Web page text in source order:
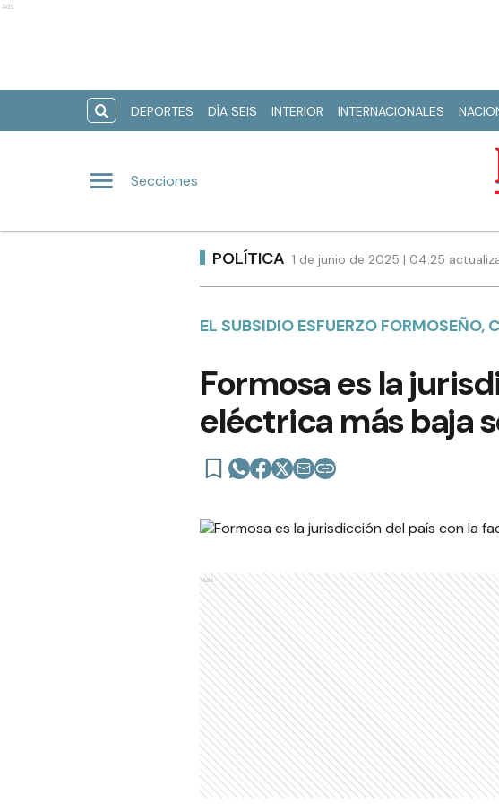
Ads
DEPORTES DÍA SEIS INTERIOR INTERNACIONALES
Secciones
POLÍTICA 1 de junio de 2025 | 04:25
EL SUBSIDIO ESFUERZO FORMOSEÑO,
Formosa es la
eléctrica más baja
Ads